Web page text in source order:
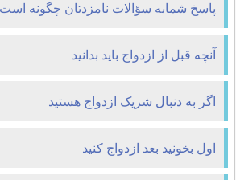
پاسخ شمابه سؤالات نامزدتان چگونه
آنچه قبل از ازدواج باید بدانید
اگر به دنبال شریک ازدواج هستید
اول بخونيد بعد ازدواج کنيد